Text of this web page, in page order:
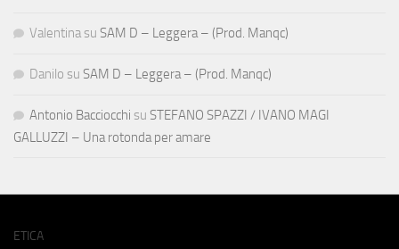
Valentina su SAM D – Leggera – (Prod. Manqc)
Danilo su SAM D – Leggera – (Prod. Manqc)
Antonio Bacciocchi su STEFANO SPAZZI / IVANO MAGI
GALLUZZI – Una rotonda per amare
ETICA